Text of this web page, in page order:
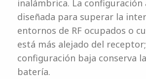
inalámbrica. La configuración
diseñada para superar la
entornos de RF ocupados o
está más alejado del
configuración baja conserva
batería.